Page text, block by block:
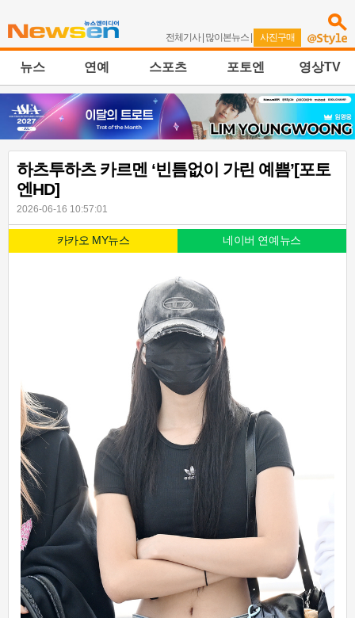
전체기사| 많이본뉴스 | 사진구매
뉴스 연예 스포츠 포토엔 영상TV
하츠투하츠 카르멘 ‘빈틈없이 가린 예쁨’[포토
엔HD]
2026-06-16 10:57:01
카카오 MY뉴스 네이버 연예뉴스